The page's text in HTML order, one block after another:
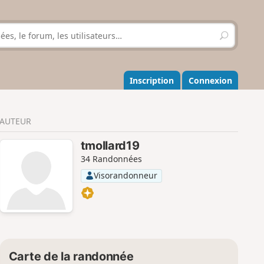
R
e
h
e
r
r
Inscription Connexion
AUTEUR
tmollard19
34 Randonnées
Visorandonneur
Carte de la randonnée